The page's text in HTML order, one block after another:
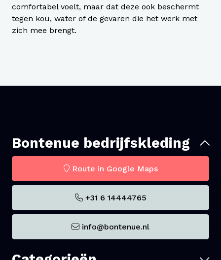
comfortabel voelt, maar dat deze ook beschermt
tegen kou, water of de gevaren die het werk met
zich mee brengt.
Bontenue bedrijfskleding
Route in Google Maps
+31 6 14444765
info@bontenue.nl